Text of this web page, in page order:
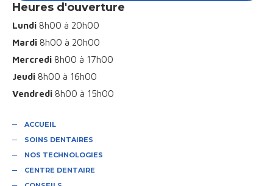
Heures d'ouverture
Lundi 8h00 à 20h00
Mardi 8h00 à 20h00
Mercredi 8h00 à 17h00
Jeudi 8h00 à 16h00
Vendredi 8h00 à 15h00
ACCUEIL
SOINS DENTAIRES
NOS TECHNOLOGIES
CENTRE DENTAIRE